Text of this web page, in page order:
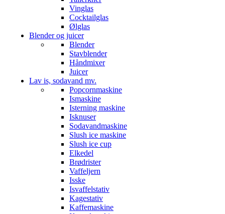
Vinglas
Cocktailglas
Ølglas
Blender og juicer
Blender
Stavblender
Håndmixer
Juicer
Lav is, sodavand mv.
Popcornmaskine
Ismaskine
Isterning maskine
Isknuser
Sodavandmaskine
Slush ice maskine
Slush ice cup
Elkedel
Brødrister
Vaffeljern
Isske
Isvaffelstativ
Kagestativ
Kaffemaskine